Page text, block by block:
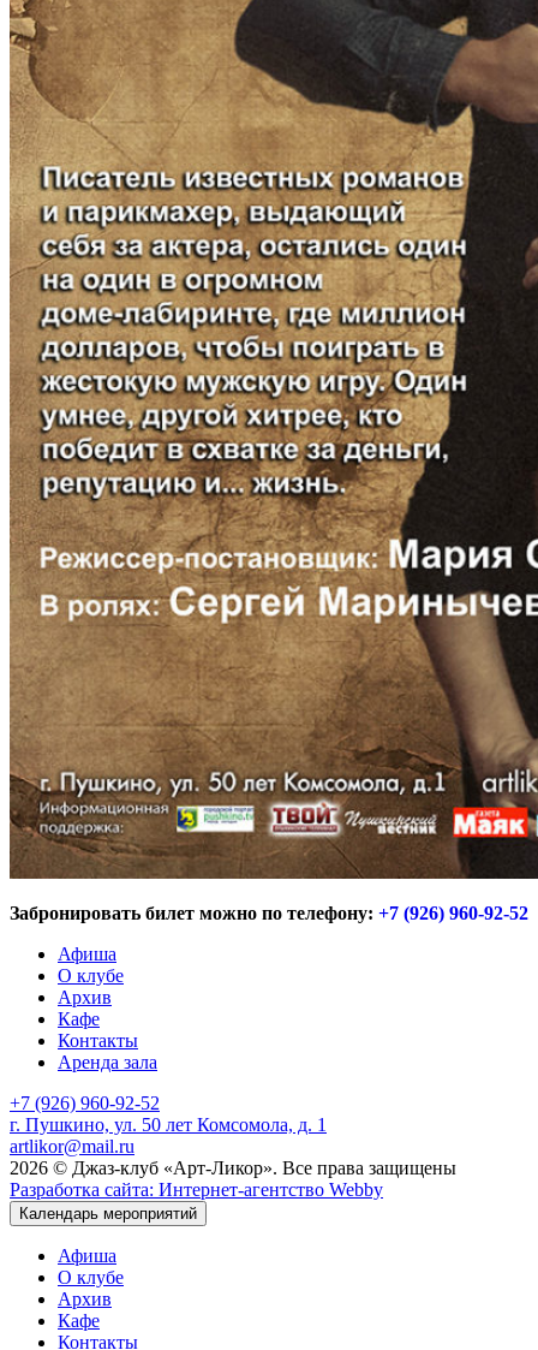
Забронировать билет можно по телефону: +7 (926) 960-92-52
Афиша
О клубе
Архив
Кафе
Контакты
Аренда зала
+7 (926) 960-92-52
г. Пушкино, ул. 50 лет Комсомола, д. 1
artlikor@mail.ru
2026 © Джаз-клуб «Арт-Ликор». Все права защищены
Разработка сайта: Интернет-агентство Webby
Календарь мероприятий
Афиша
О клубе
Архив
Кафе
Контакты